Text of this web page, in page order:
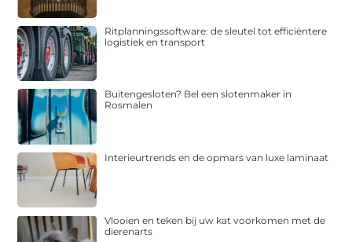
Ritplanningssoftware: de sleutel tot efficiëntere
logistiek en transport
Buitengesloten? Bel een slotenmaker in
Rosmalen
Interieurtrends en de opmars van luxe laminaat
Vlooien en teken bij uw kat voorkomen met de
dierenarts